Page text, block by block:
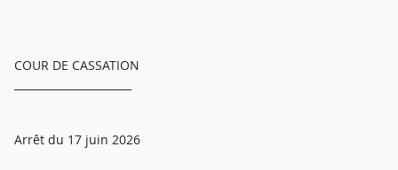
COUR DE CASSATION
Arrêt du 17 juin 2026